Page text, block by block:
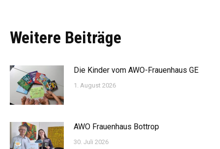
Weitere Beiträge
Die Kinder vom AWO-Frauenhaus GE
1. August 2026
AWO Frauenhaus Bottrop
30. Juli 2026